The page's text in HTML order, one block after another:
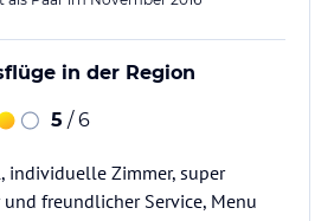
in der Region
5 / 6
individuelle Zimmer, super
freundlicher Service, Menu